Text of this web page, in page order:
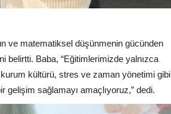
ve matematiksel düşünmenin gücünden
belirtti. Baba, “Eğitimlerimizde yalnızca
kültürü, stres ve zaman yönetimi gibi
gelişim sağlamayı amaçlıyoruz,” dedi.